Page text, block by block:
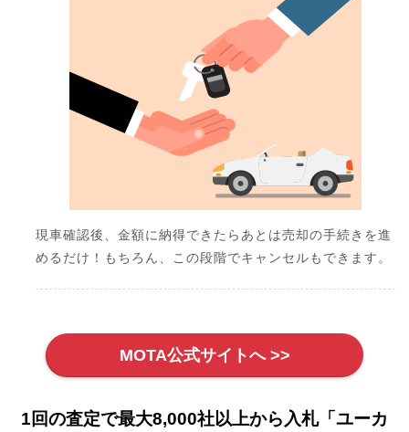
現車確認後、金額に納得できたらあとは売却の手続きを進
めるだけ！もちろん、この段階でキャンセルもできます。
MOTA公式サイトへ >>
1回の査定で最大8,000社以上から入札「ユーカ